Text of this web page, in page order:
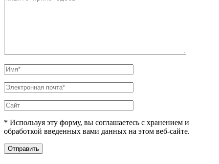
* Используя эту форму, вы соглашаетесь с хранением и
обработкой введенных вами данных на этом веб-сайте.